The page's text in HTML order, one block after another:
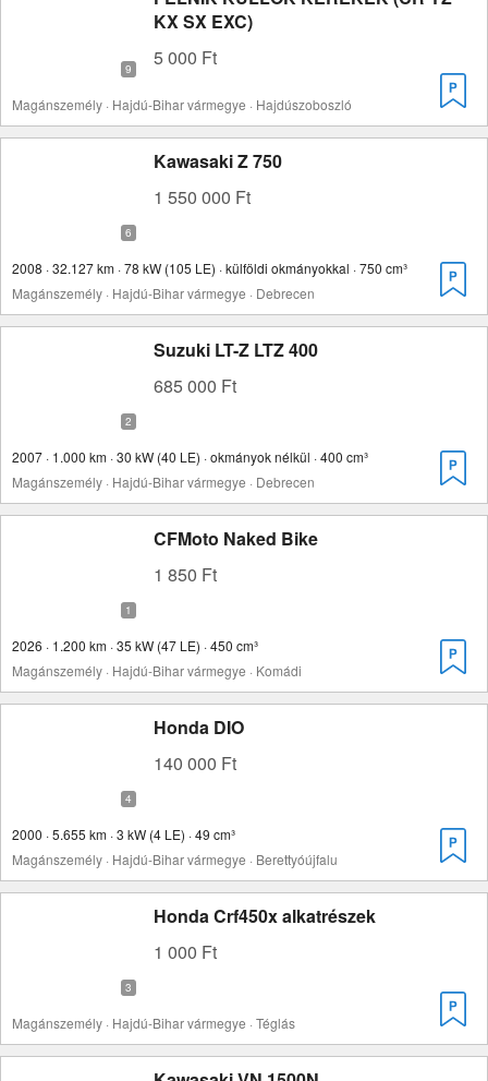
KX SX EXC)
5 000 Ft
Magánszemély · Hajdú-Bihar vármegye · Hajdúszoboszló
Kawasaki Z 750
1 550 000 Ft
2008 · 32.127 km · 78 kW (105 LE) · külföldi okmányokkal · 750 cm³
Magánszemély · Hajdú-Bihar vármegye · Debrecen
Suzuki LT-Z LTZ 400
685 000 Ft
2007 · 1.000 km · 30 kW (40 LE) · okmányok nélkül · 400 cm³
Magánszemély · Hajdú-Bihar vármegye · Debrecen
CFMoto Naked Bike
1 850 Ft
2026 · 1.200 km · 35 kW (47 LE) · 450 cm³
Magánszemély · Hajdú-Bihar vármegye · Komádi
Honda DIO
140 000 Ft
2000 · 5.655 km · 3 kW (4 LE) · 49 cm³
Magánszemély · Hajdú-Bihar vármegye · Berettyóújfalu
Honda Crf450x alkatrészek
1 000 Ft
Magánszemély · Hajdú-Bihar vármegye · Téglás